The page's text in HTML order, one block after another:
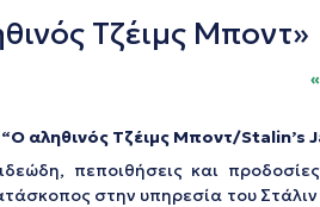
Τζέιμς Μποντ»
“Ο αληθινός Τζέιμς Μποντ/Stalin’s
ιδεώδη, πεποιθήσεις και
στην υπηρεσία του